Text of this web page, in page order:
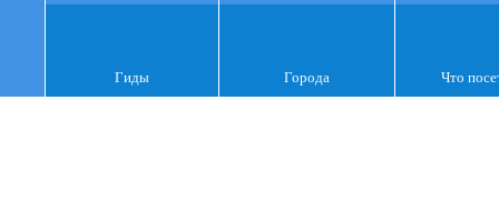
Гиды Города Что